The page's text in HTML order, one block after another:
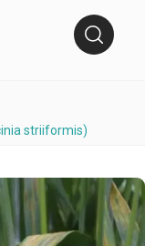
striiformis)